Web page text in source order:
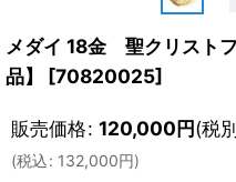
メダイ 18金 聖クリスト
品】
[70820025]
販売価格: 120,000円(税
(税込: 132,000円)